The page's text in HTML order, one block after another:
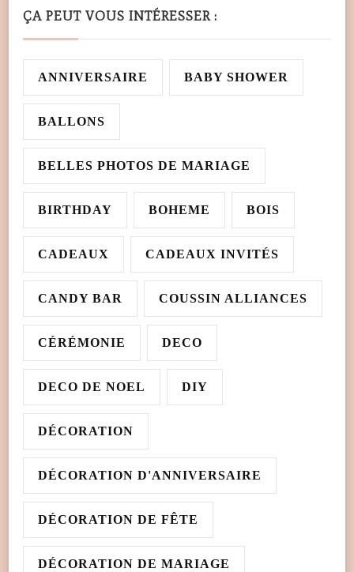
ÇA PEUT VOUS INTÉRESSER :
ANNIVERSAIRE BABY SHOWER
BALLONS
BELLES PHOTOS DE MARIAGE
BIRTHDAY BOHEME BOIS
CADEAUX CADEAUX INVITÉS
CANDY BAR COUSSIN ALLIANCES
CÉRÉMONIE DECO
DECO DE NOEL DIY
DÉCORATION
DÉCORATION D'ANNIVERSAIRE
DÉCORATION DE FÊTE
DÉCORATION DE MARIAGE